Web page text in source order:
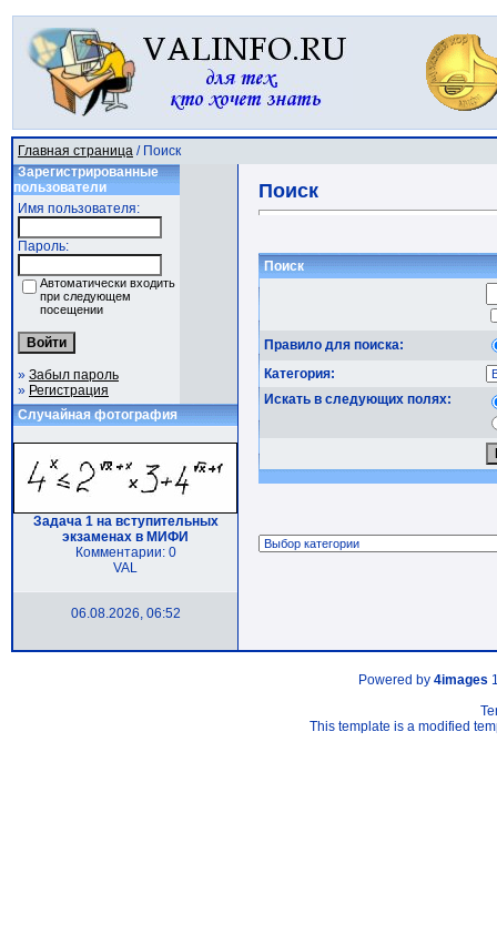
Главная страница / Поиск
Зарегистрированные
пользователи
Имя пользователя:
Пароль:
Автоматически входить
при следующем
посещении
» Забыл пароль
» Регистрация
Случайная фотография
Задача 1 на вступительных
экзаменах в МИФИ
Комментарии: 0
VAL
06.08.2026, 06:52
Поиск
Поиск
Правило для поиска:
Категория:
Искать в следующих полях:
Powered by 4images
This template is a modified